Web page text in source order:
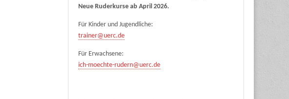
Neue Ruderkurse ab April 2026.
Für Kinder und Jugendliche:
trainer@uerc.de
Für Erwachsene:
ich-moechte-rudern@uerc.de